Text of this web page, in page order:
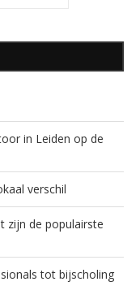
in Leiden op de
verschil
zijn de populairste
tot bijscholing